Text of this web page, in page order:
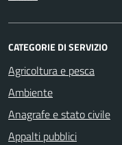
CATEGORIE DI SERVIZIO
Agricoltura e pesca
Ambiente
Anagrafe e stato civile
Appalti pubblici